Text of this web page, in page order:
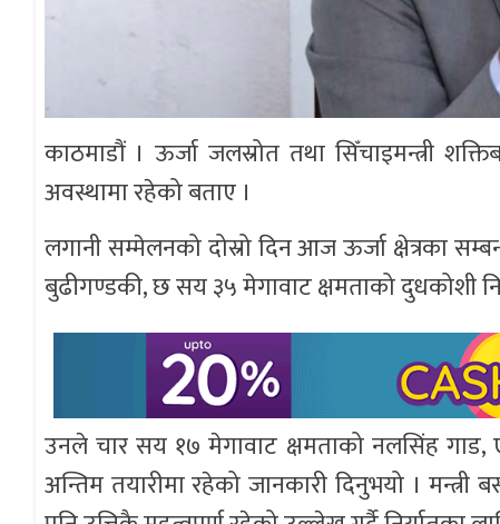
काठमाडौं । ऊर्जा जलस्रोत तथा सिँचाइमन्त्री
अवस्थामा रहेको बताए ।
लगानी सम्मेलनको दोस्रो दिन आज ऊर्जा क्षेत्रका
बुढीगण्डकी, छ सय ३५ मेगावाट क्षमताको दुधकोशी
उनले चार सय १७ मेगावाट क्षमताको नलसिंह गाड,
अन्तिम तयारीमा रहेको जानकारी दिनुभयो ।